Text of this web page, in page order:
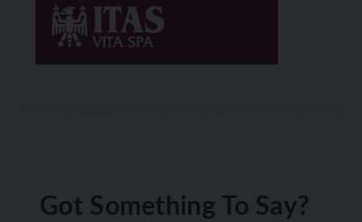
Got Something To Say?